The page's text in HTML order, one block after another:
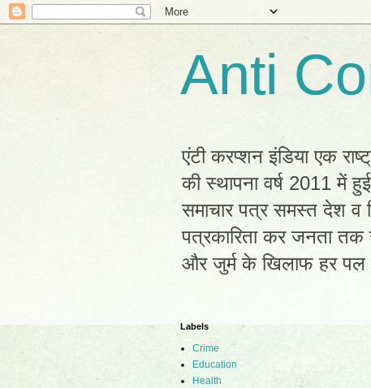
Anti
एंटी करप्शन इंडिया एक
की स्थापना वर्ष 2011 में
समाचार पत्र समस्त देश व
पत्रकारिता कर जनता तक
और जुर्म के खिलाफ हर
Labels
Crime
Education
Health